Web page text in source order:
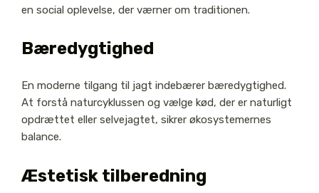
en social oplevelse, der værner om traditionen.
Bæredygtighed
En moderne tilgang til jagt indebærer bæredygtighed.
At forstå naturcyklussen og vælge kød, der er naturligt
opdrættet eller selvejagtet, sikrer økosystemernes
balance.
Æstetisk tilberedning